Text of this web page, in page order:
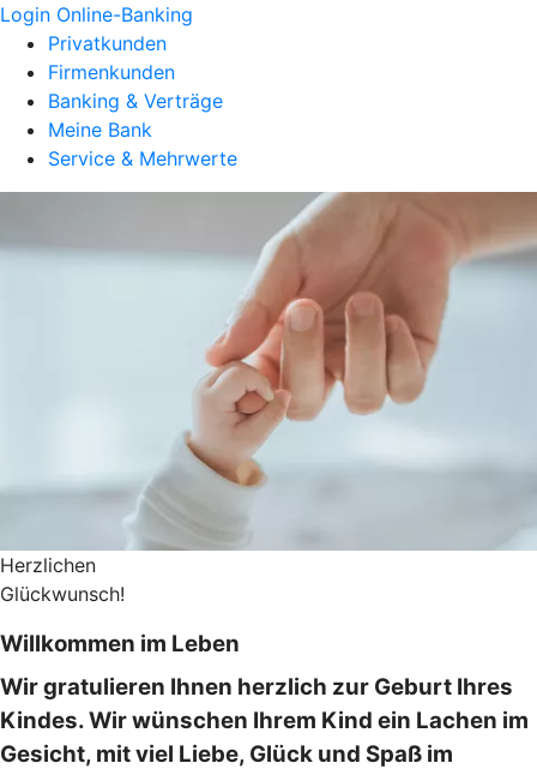
Login Online-Banking
Privatkunden
Firmenkunden
Banking & Verträge
Meine Bank
Service & Mehrwerte
Herzlichen
Glückwunsch!
Willkommen im Leben
Wir gratulieren Ihnen herzlich zur Geburt Ihres
Kindes. Wir wünschen Ihrem Kind ein Lachen im
Gesicht, mit viel Liebe, Glück und Spaß im